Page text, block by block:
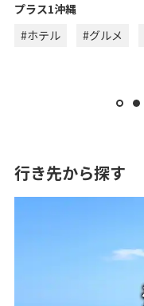
プラス1沖縄
#ホテル
#グルメ
行き先から探す